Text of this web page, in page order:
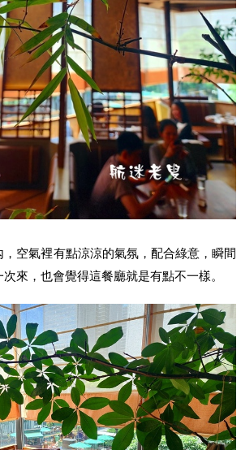
空氣裡有點涼涼的氣氛，配合綠意，瞬間
來，也會覺得這餐廳就是有點不一樣。